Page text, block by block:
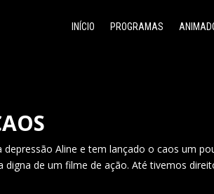
INÍCIO PROGRAMAS
depressão Aline e tem lançado o caos um
de um filme de ação. Até tivemos